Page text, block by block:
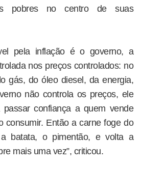
pobres no centro de suas
pela inflação é o governo, a
nos preços controlados: no
gás, do óleo diesel, da energia,
não controla os preços, ele
confiança a quem vende
consumir. Então a carne foge do
batata, o pimentão, e volta a
mais uma vez”, criticou.